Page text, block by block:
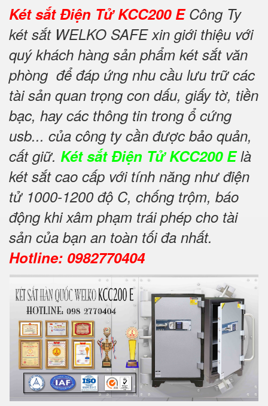
Két sắt Điện Tử KCC200 ECông Ty
két sắt WELKO SAFE xin giới thiệu với
quý khách hàng sản phẩm két sắt văn
phòng để đáp ứng nhu cầu lưu trữ các
tài sản quan trọng con dấu, giấy tờ, tiền
bạc, hay các thông tin trong ổ cứng
usb... của công ty cần được bảo quản,
cất giữ. Két sắt Điện Tử KCC200 Elà
két sắt cao cấp với tính năng như điện
tử 1000-1200 độ C, chống trộm, báo
động khi xâm phạm trái phép cho tài
sản của bạn an toàn tối đa nhất.
Hotline: 0982770404